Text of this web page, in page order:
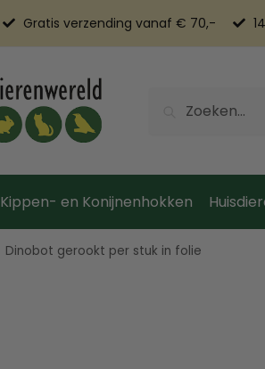
Gratis verzending vanaf € 70,-
Kippen- en Konijnenhokken
Dinobot gerookt per stuk in folie